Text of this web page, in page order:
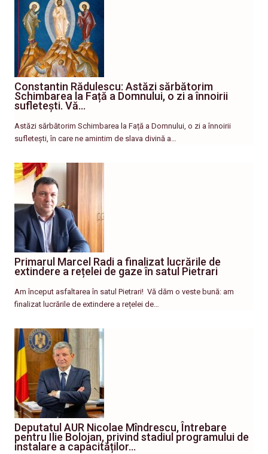
Constantin Rădulescu: Astăzi sărbătorim
Schimbarea la Față a Domnului, o zi a înnoirii
sufletești. Vă…
Astăzi sărbătorim Schimbarea la Față a Domnului, o zi a înnoirii
sufletești, în care ne amintim de slava divină a…
Primarul Marcel Radi a finalizat lucrările de
extindere a rețelei de gaze în satul Pietrari
Am început asfaltarea în satul Pietrari! ​ Vă dăm o veste bună: am
finalizat lucrările de extindere a rețelei de…
Deputatul AUR Nicolae Mîndrescu, Întrebare
pentru Ilie Bolojan, privind stadiul programului de
instalare a capacităților…